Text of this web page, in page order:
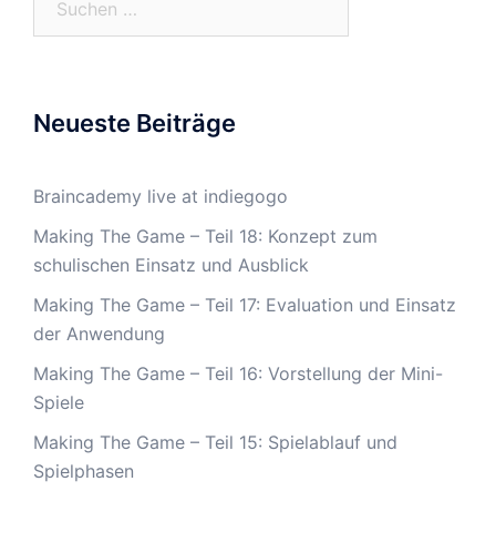
Neueste Beiträge
Braincademy live at indiegogo
Making The Game – Teil 18: Konzept zum
schulischen Einsatz und Ausblick
Making The Game – Teil 17: Evaluation und Einsatz
der Anwendung
Making The Game – Teil 16: Vorstellung der Mini-
Spiele
Making The Game – Teil 15: Spielablauf und
Spielphasen